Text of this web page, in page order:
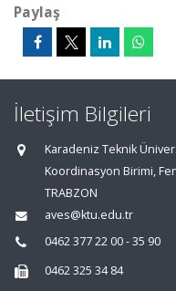
Paylaş
İletişim Bilgileri
Karadeniz Teknik
Koordinasyon Birimi,
TRABZON
aves@ktu.edu.tr
0462 377 22 00 - 35 90
0462 325 34 84